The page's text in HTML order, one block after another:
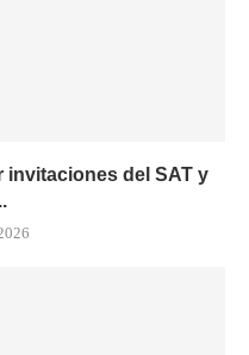
invitaciones del SAT y